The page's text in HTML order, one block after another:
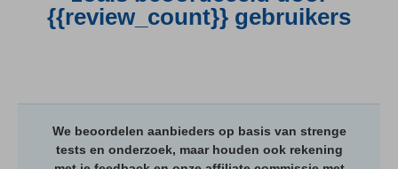
{{review_count}} gebruikers
We beoordelen aanbieders op basis van strenge
tests en onderzoek, maar houden ook rekening